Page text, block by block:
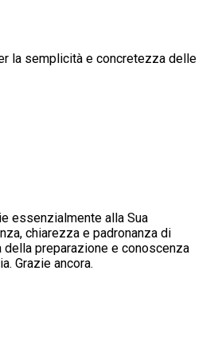
la semplicità e concretezza delle
essenzialmente alla Sua
chiarezza e padronanza di
della preparazione e conoscenza
Grazie ancora.